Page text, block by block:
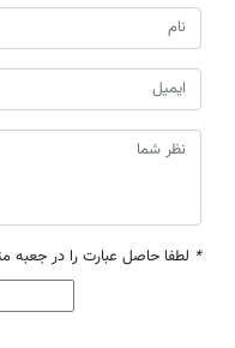
* لطفا حاصل عبارت را در جعبه